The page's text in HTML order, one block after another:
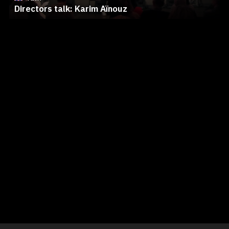
Directors talk: Karim Aïnouz